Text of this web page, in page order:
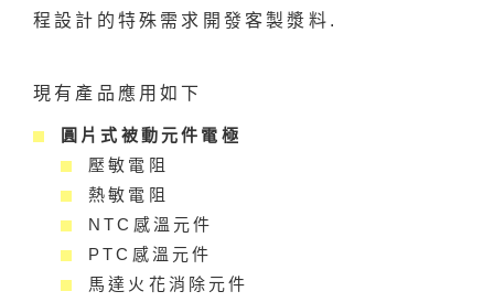
程設計的特殊需求開發客製漿料.
現有產品應用如下
圓片式被動元件電極
壓敏電阻
熱敏電阻
NTC感溫元件
PTC感溫元件
馬達火花消除元件